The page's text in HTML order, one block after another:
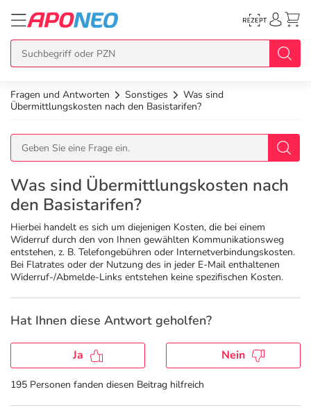
zurück
Übersicht Produkte
Topseller
Neuheiten
Arzneimittel
Bio & Genuss
Diabetes
Körperpflege & Kosmetik
zurück
Übersicht Aktionen
APO Cash Deals
Gratis dazu
Im Set günstiger
Schnäppchen
Geschenkideen
Aktuelle Coupons 7
zurück
Übersicht Services
Dermatologische Beratung
Wechselwirkungscheck
Diabetes-Risiko-Test
BMI-Rechner
Fragen und Antworten
Kontakt
zurück
Übersicht Rezept einlösen
E-Rezept auf Karte
E-Rezept Ausdruck
Papier-Rezept
zurück
Übersicht APO Cash Deals
Alle APO Cash Deals
20% Extra Cash
15% Extra Cash
10% Extra Cash
5% Extra Cash
Avene & Ducray Deals
Fragen und Antworten Sonstiges
Was sind
Übermittlungskosten nach den Basistarifen?
Was sind Übermittlungskosten nach
den Basistarifen?
Hierbei handelt es sich um diejenigen Kosten, die bei einem
Widerruf durch den von Ihnen gewählten Kommunikationsweg
entstehen, z. B. Telefongebühren oder Internetverbindungskosten.
Bei Flatrates oder der Nutzung des in jeder E-Mail enthaltenen
Widerruf-/Abmelde-Links entstehen keine spezifischen Kosten.
Hat Ihnen diese Antwort geholfen?
Ja Nein
195 Personen fanden diesen Beitrag hilfreich